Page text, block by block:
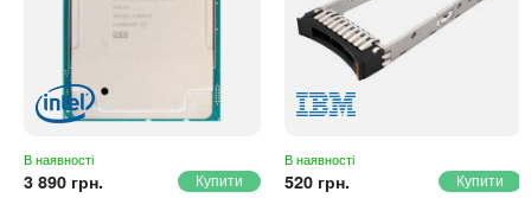
В наявності
3 890 грн.
В наявності
520 грн.